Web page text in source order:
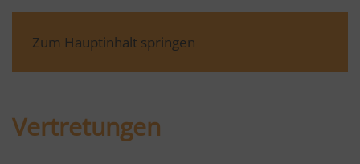
Zum Hauptinhalt springen
Vertretungen